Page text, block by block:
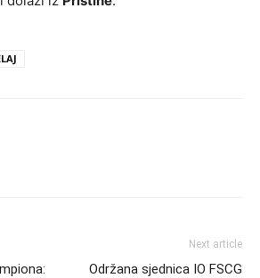
Next article
Održana sjednica IO FSCG